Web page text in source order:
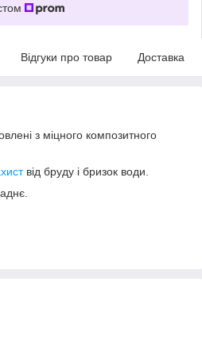
Відгуки про товар Доставка
з міцного композитного
від бруду і бризок води.